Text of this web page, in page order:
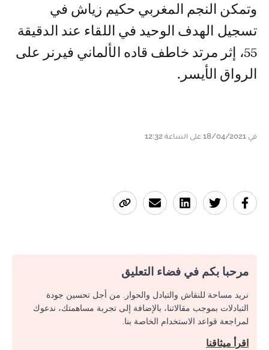
وتمكن النجم المغربي حكيم زياش في
تسجيل الهدف الوحيد في اللقاء عند الدقيقة
55، إثر مرتد خاطف قاده الألماني فيرنر على
الرواق الأيسر.
في 18/04/2021 على الساعة 12:32
مرحبا بكم في فضاء التعليق
نريد مساحة للنقاش والتبادل والحوار. من أجل تحسين جودة
التبادلات بموجب مقالاتنا، بالإضافة إلى تجربة مساهمتك، ندعوك
لمراجعة قواعد الاستخدام الخاصة بنا.
اقرأ ميثاقنا